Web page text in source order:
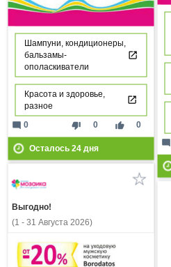
mode_comment
Шампуни, кондиционеры,
бальзамы-
ополаскиватели
Красота и здоровье,
разное
thumb_down 0 thumb_up 0
mode_comment 0
Осталось 24дня
Выгодно!
(1 - 31 Августа 2026)